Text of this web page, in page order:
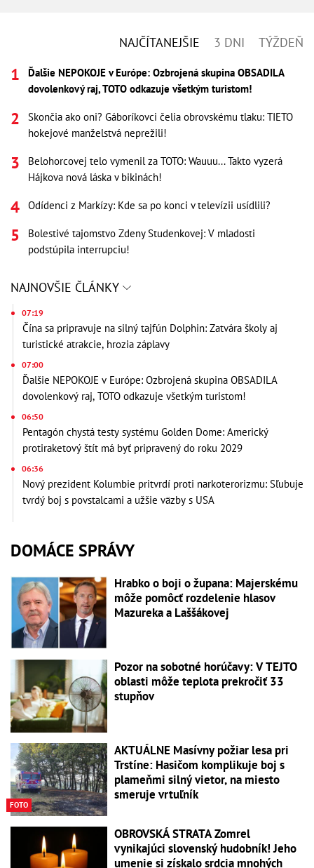
NAJČÍTANEJŠIE 3 DNI TÝŽDEŇ
Ďalšie NEPOKOJE v Európe: Ozbrojená skupina OBSADILA
dovolenkový raj, TOTO odkazuje všetkým turistom!
Skončia ako oni? Gáboríkovci čelia obrovskému tlaku: TIETO
hokejové manželstvá neprežili!
Belohorcovej telo vymenil za TOTO: Wauuu... Takto vyzerá
Hájkova nová láska v bikinách!
Odídenci z Markízy: Kde sa po konci v televízii usídlili?
Bolestivé tajomstvo Zdeny Studenkovej: V mladosti
podstúpila interrupciu!
NAJNOVŠIE ČLÁNKY
07:19
Čína sa pripravuje na silný tajfún Dolphin: Zatvára školy aj
turistické atrakcie, hrozia záplavy
07:00
Ďalšie NEPOKOJE v Európe: Ozbrojená skupina OBSADILA
dovolenkový raj, TOTO odkazuje všetkým turistom!
06:50
Pentagón chystá testy systému Golden Dome: Americký
protiraketový štít má byť pripravený do roku 2029
06:36
Nový prezident Kolumbie pritvrdí proti narkoterorizmu: Sľubuje
tvrdý boj s povstalcami a užšie väzby s USA
DOMÁCE SPRÁVY
Hrabko o boji o župana: Majerskému
môže pomôcť rozdelenie hlasov
Mazureka a Laššákovej
Pozor na sobotné horúčavy: V TEJTO
oblasti môže teplota prekročiť 33
stupňov
FOTO
AKTUÁLNE Masívny požiar lesa pri
Trstíne: Hasičom komplikuje boj s
plameňmi silný vietor, na miesto
smeruje vrtuľník
OBROVSKÁ STRATA Zomrel
vynikajúci slovenský hudobník! Jeho
umenie si získalo srdcia mnohých